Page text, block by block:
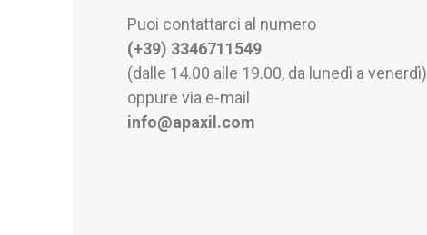
Puoi contattarci al numero
(+39) 3346711549
(dalle 14.00 alle 19.00, da lunedì a venerdì)
oppure via e-mail
info@apaxil.com